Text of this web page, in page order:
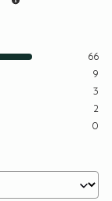
66
9
3
2
0